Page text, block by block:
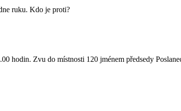
ruku. Kdo je proti?
hodin. Zvu do místnosti 120 jménem předsedy